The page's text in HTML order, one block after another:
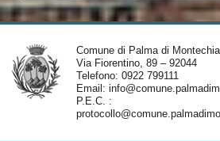
Comune di Palma di
Via Fiorentino, 89 – 92044
Telefono: 0922 799111
Email:
P.E.C. :